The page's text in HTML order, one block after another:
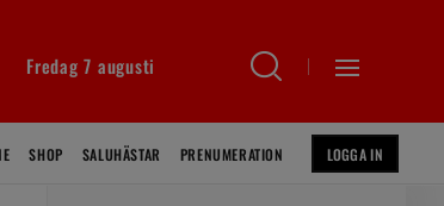
Fredag 7 augusti
SHOP SALUHÄSTAR PRENUMERATION LOGGA IN